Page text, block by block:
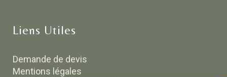
Liens Utiles
Demande de devis
Mentions légales